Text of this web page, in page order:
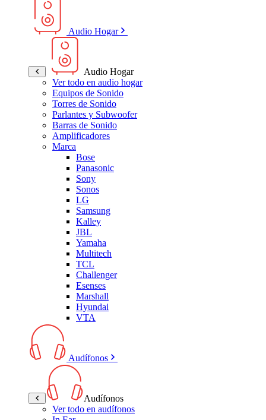
Audio Hogar
Audio Hogar
Ver todo en audio hogar
Equipos de Sonido
Torres de Sonido
Parlantes y Subwoofer
Barras de Sonido
Amplificadores
Marca
Bose
Panasonic
Sony
Sonos
LG
Samsung
Kalley
JBL
Yamaha
Multitech
TCL
Challenger
Esenses
Marshall
Hyundai
VTA
Audífonos
Audífonos
Ver todo en audífonos